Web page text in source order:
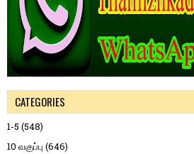
CATEGORIES
1-5 (548)
10 வகுப்பு (646)